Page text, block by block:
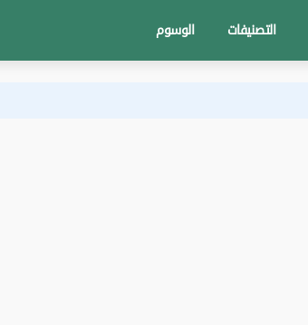
التصنيفات الوسوم